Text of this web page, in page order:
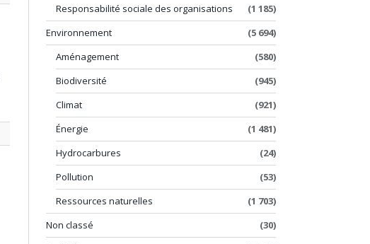
Responsabilité sociale des organisations
(1 185)
Environnement
(5 694)
Aménagement
(580)
Biodiversité
(945)
Climat
(921)
Énergie
(1 481)
Hydrocarbures
(24)
Pollution
(53)
Ressources naturelles
(1 703)
Non classé
(30)